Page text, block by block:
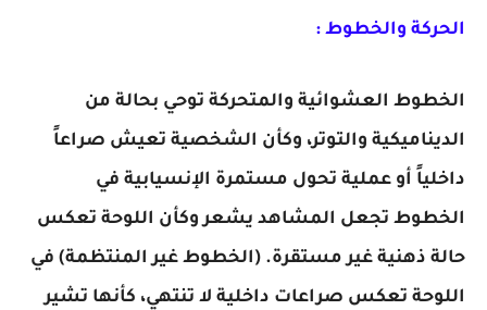
الحركة والخطوط :
الخطوط العشوائية والمتحركة توحي بحالة من
الديناميكية والتوتر، وكأن الشخصية تعيش صراعاً
داخلياً أو عملية تحول مستمرة الإنسيابية في
الخطوط تجعل المشاهد يشعر وكأن اللوحة تعكس
حالة ذهنية غير مستقرة. (الخطوط غير المنتظمة) في
اللوحة تعكس صراعات داخلية لا تنتهي، كأنها تشير